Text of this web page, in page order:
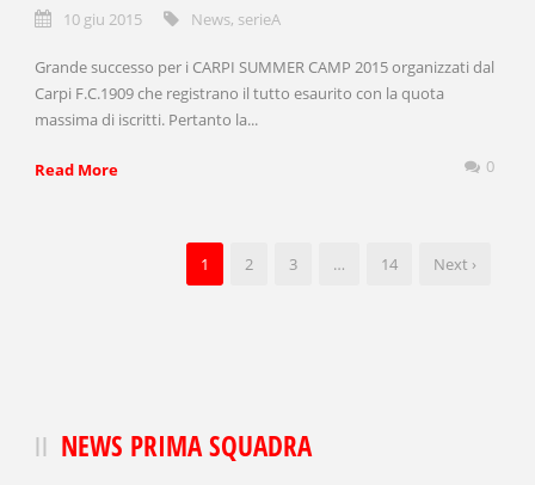
10 giu 2015 News, serieA
Grande successo per i CARPI SUMMER CAMP 2015 organizzati dal
Carpi F.C.1909 che registrano il tutto esaurito con la quota
massima di iscritti. Pertanto la...
Read More 0
1 2 3 … 14 Next ›
NEWS PRIMA SQUADRA